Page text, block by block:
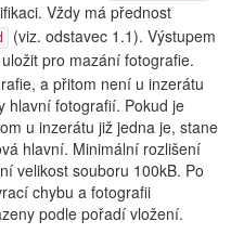
Vždy má přednost
(viz. odstavec 1.1). Výstupem
pro mazání fotografie.
a přitom není u inzerátu
hlavní fotografií. Pokud je
u inzerátu již jedna je, stane
hlavní. Minimální rozlišení
velikost souboru 100kB. Po
chybu a fotografii
podle pořadí vložení.